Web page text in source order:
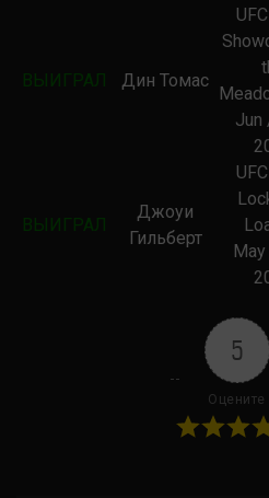
ВЫИГРАЛ Дин Томас
Jun
ВЫИГРАЛ
Джоуи
Гильберт
5
Оцените